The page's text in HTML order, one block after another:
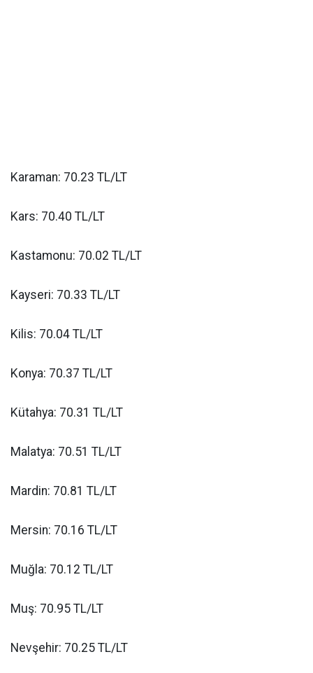
Karaman: 70.23 TL/LT
Kars: 70.40 TL/LT
Kastamonu: 70.02 TL/LT
Kayseri: 70.33 TL/LT
Kilis: 70.04 TL/LT
Konya: 70.37 TL/LT
Kütahya: 70.31 TL/LT
Malatya: 70.51 TL/LT
Mardin: 70.81 TL/LT
Mersin: 70.16 TL/LT
Muğla: 70.12 TL/LT
Muş: 70.95 TL/LT
Nevşehir: 70.25 TL/LT